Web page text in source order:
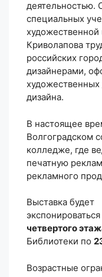
деятельностью.
специальных
Криволапова
российских
дизайнерами,
художественных
дизайна.
В настоящее
Волгоградском
колледже, где
печатную
рекламного
Выставка будет
экспонироваться
четвертого
Библиотеки по
Возрастные